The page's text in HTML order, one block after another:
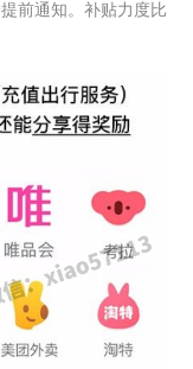
前通知。补贴力度比